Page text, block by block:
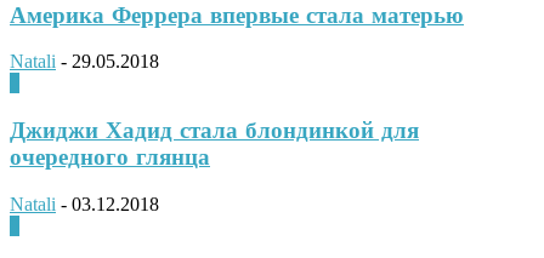
Америка Феррера впервые стала матерью
Natali - 29.05.2018
Джиджи Хадид стала блондинкой для
очередного глянца
Natali - 03.12.2018